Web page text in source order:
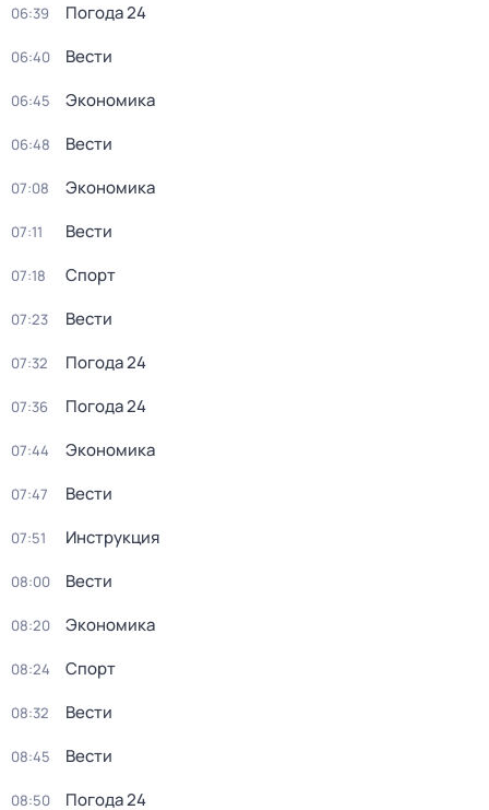
06:39 Погода 24
06:40 Вести
06:45 Экономика
06:48 Вести
07:08 Экономика
07:11 Вести
07:18 Спорт
07:23 Вести
07:32 Погода 24
07:36 Погода 24
07:44 Экономика
07:47 Вести
07:51 Инструкция
08:00 Вести
08:20 Экономика
08:24 Спорт
08:32 Вести
08:45 Вести
08:50 Погода 24